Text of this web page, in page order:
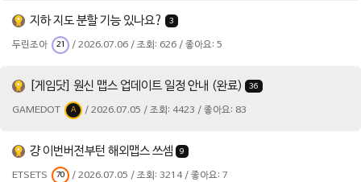
지하 지도 분할 기능 있나요? 3
두린조아 21 / 2026.07.06 / 조회: 626 / 좋아요: 5
[게임닷] 원신 맵스 업데이트 일정 안내 (완료) 36
GAMEDOT A / 2026.07.05 / 조회: 4423 / 좋아요: 83
걍 이번버전부턴 해외맵스 쓰셈 9
ETSETS 70 / 2026.07.05 / 조회: 3214 / 좋아요: 7